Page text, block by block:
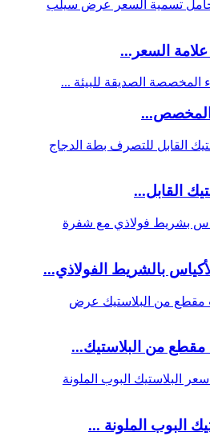
السعر...
المخصص...
القابل...
بالشريط الفولاذي...
من البلاستيك...
البوب ​​الملونة ...